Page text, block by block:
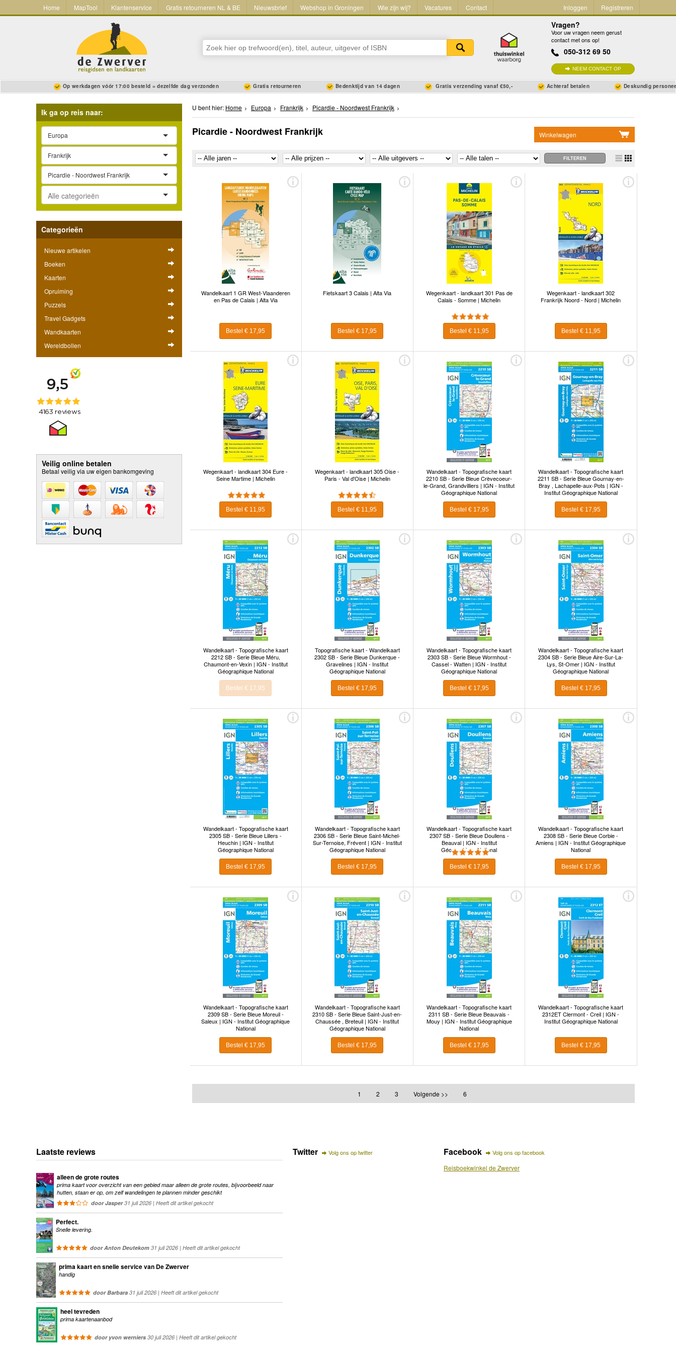
Home MapTool Klantenservice Gratis retourneren NL & BE Nieuwsbrief Webshop in Groningen Wie zijn wij? Vacatures Contact Inloggen Registreren
Vragen?
Voor uw vragen neem gerust
contact met ons op!
050-312 69 50
NEEM CONTACT OP
Op werkdagen vóór 17:00 besteld = dezelfde dag verzonden Gratis retourneren Bedenktijd van 14 dagen Gratis verzending vanaf €50,- Achteraf betalen Deskundig
Ik ga op reis naar:
Europa
Frankrijk
Picardie - Noordwest Frankrijk
Categorieën
Nieuwe artikelen
Boeken
Kaarten
Opruiming
Puzzels
Travel Gadgets
Wandkaarten
Wereldbollen
Veilig online betalen
Betaal veilig via uw eigen bankomgeving
U bent hier: Home Europa Frankrijk Picardie - Noordwest Frankrijk
Winkelwagen
Ga naar winkelwagen
Picardie - Noordwest Frankrijk
Wandelkaart 1 GR West-Vlaanderen
en Pas de Calais | Alta Via
Bestel € 17,95
Fietskaart 3 Calais | Alta Via
Bestel € 17,95
Wegenkaart - landkaart 301 Pas de
Calais - Somme | Michelin
Bestel € 11,95
Wegenkaart - landkaart 302
Frankrijk Noord - Nord | Michelin
Bestel € 11,95
Wegenkaart - landkaart 304 Eure -
Seine Martime | Michelin
Bestel € 11,95
Wegenkaart - landkaart 305 Oise -
Paris - Val d'Oise | Michelin
Bestel € 11,95
Wandelkaart - Topografische kaart
2210 SB - Serie Bleue Crèvecoeur-
le-Grand, Grandvilliers | IGN - Institut
Géographique National
Bestel € 17,95
Wandelkaart - Topografische kaart
2211 SB - Serie Bleue Gournay-en-
Bray , Lachapelle-aux-Pots | IGN -
Institut Géographique National
Bestel € 17,95
Wandelkaart - Topografische kaart
2212 SB - Serie Bleue Méru,
Chaumont-en-Vexin | IGN - Institut
Géographique National
Bestel € 17,95
Topografische kaart - Wandelkaart
2302 SB - Serie Bleue Dunkerque -
Gravelines | IGN - Institut
Géographique National
Bestel € 17,95
Wandelkaart - Topografische kaart
2303 SB - Serie Bleue Wormhout -
Cassel - Watten | IGN - Institut
Géographique National
Bestel € 17,95
Wandelkaart - Topografische kaart
2304 SB - Serie Bleue Aire-Sur-La-
Lys, St-Omer | IGN - Institut
Géographique National
Bestel € 17,95
Wandelkaart - Topografische kaart
2305 SB - Serie Bleue Lillers -
Heuchin | IGN - Institut
Géographique National
Bestel € 17,95
Wandelkaart - Topografische kaart
2306 SB - Serie Bleue Saint-Michel-
Sur-Ternoise, Frévent | IGN - Institut
Géographique National
Bestel € 17,95
Wandelkaart - Topografische kaart
2307 SB - Serie Bleue Doullens -
Beauval | IGN - Institut
Géographique National
Bestel € 17,95
Wandelkaart - Topografische kaart
2308 SB - Serie Bleue Corbie -
Amiens | IGN - Institut Géographique
National
Bestel € 17,95
Wandelkaart - Topografische kaart
2309 SB - Serie Bleue Moreuil -
Saleux | IGN - Institut Géographique
National
Bestel € 17,95
Wandelkaart - Topografische kaart
2310 SB - Serie Bleue Saint-Just-en-
Chaussée , Breteuil | IGN - Institut
Géographique National
Bestel € 17,95
Wandelkaart - Topografische kaart
2311 SB - Serie Bleue Beauvais -
Mouy | IGN - Institut Géographique
National
Bestel € 17,95
Wandelkaart - Topografische kaart
2312ET Clermont - Creil | IGN -
Institut Géographique National
Bestel € 17,95
1 2 3 Volgende >> 6
Laatste reviews
alleen de grote routes
prima kaart voor overzicht van een gebied maar alleen de grote routes, bijvoorbeeld naar
hutten, staan er op, om zelf wandelingen te plannen minder geschikt
door Jasper31 juli 2026 | Heeft dit artikel gekocht
Perfect.
Snelle levering.
door Anton Deutekom 31 juli 2026 | Heeft dit artikel gekocht
prima kaart en snelle service van De Zwerver
handig
door Barbara 31 juli 2026 | Heeft dit artikel gekocht
heel tevreden
prima kaartenaanbod
door yvon werniers 30 juli 2026 | Heeft dit artikel gekocht
Twitter Volg ons op twitter Facebook Volg ons op facebook
Reisboekwinkel de Zwerver